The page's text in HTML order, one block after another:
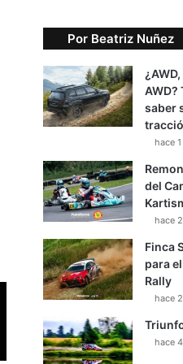
Por Beatriz Nuñez
AWD?
saber
hace
del
hace
Finca
para
Rally
hace
hace